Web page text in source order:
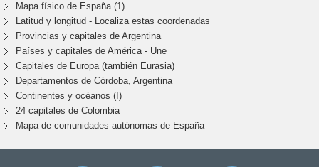
Mapa físico de España (1)
Latitud y longitud - Localiza estas coordenadas
Provincias y capitales de Argentina
Países y capitales de América - Une
Capitales de Europa (también Eurasia)
Departamentos de Córdoba, Argentina
Continentes y océanos (I)
24 capitales de Colombia
Mapa de comunidades autónomas de España